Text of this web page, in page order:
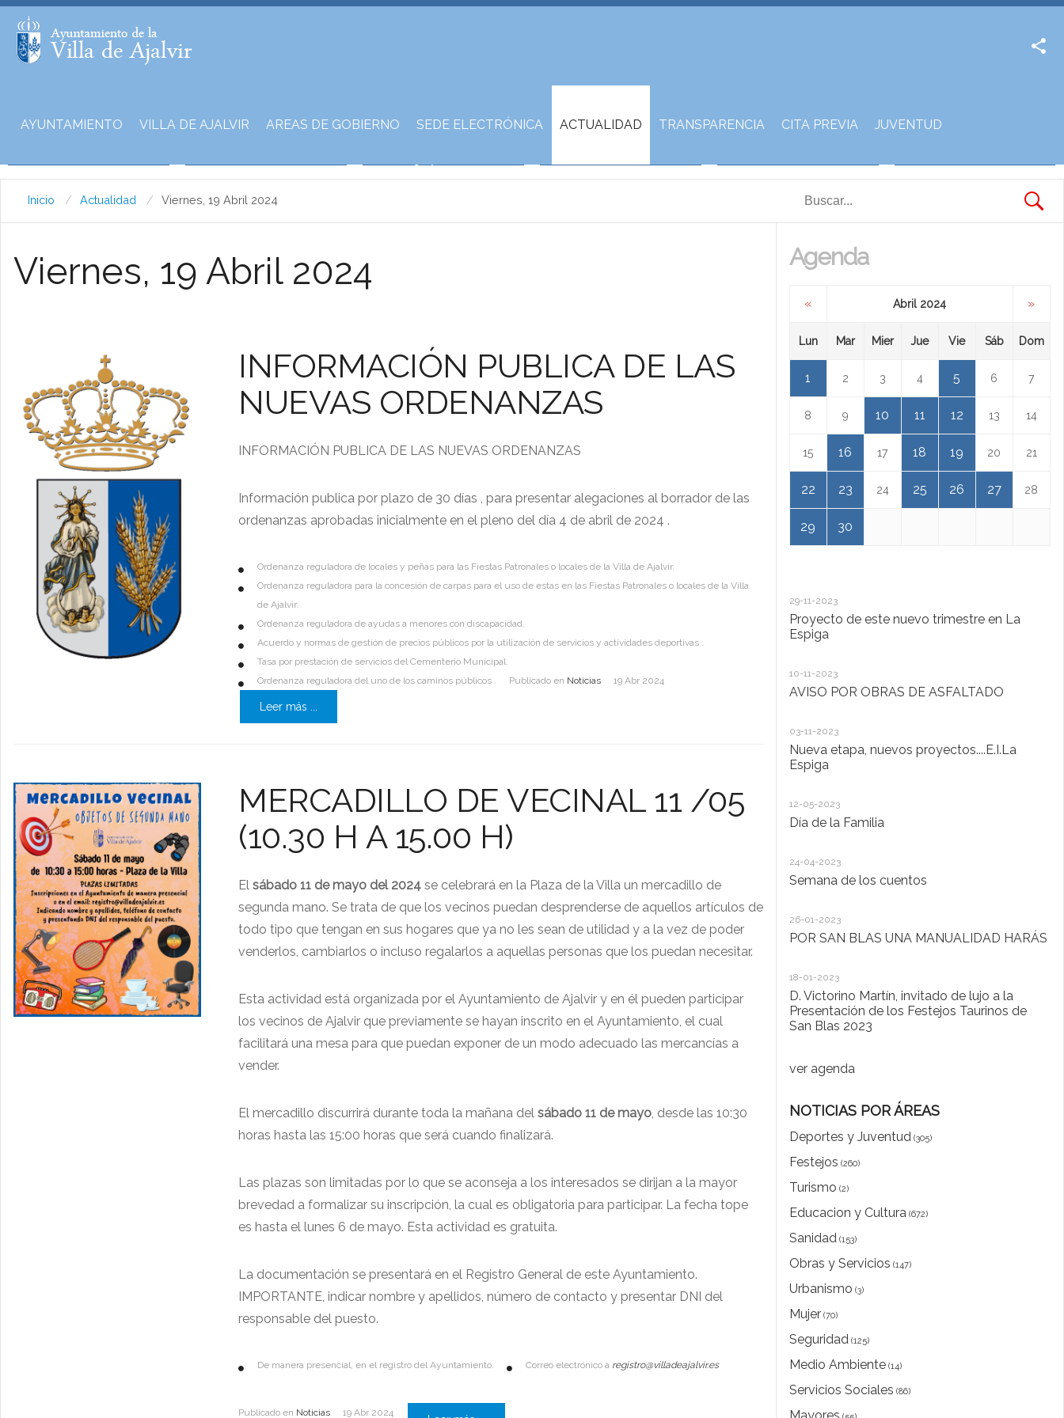
AYUNTAMIENTO VILLA DE AJALVIR AREAS DE GOBIERNO SEDE ELECTRÓNICA ACTUALIDAD TRANSPARENCIA CITA PREVIA JUVENTUD
Inicio Actualidad Viernes, 19 Abril 2024
Viernes, 19 Abril 2024
INFORMACIÓN PUBLICA DE LAS
NUEVAS ORDENANZAS
INFORMACIÓN PUBLICA DE LAS NUEVAS ORDENANZAS
Información publica por plazo de 30 días , para presentar alegaciones al borrador de las
ordenanzas aprobadas inicialmente en el pleno del día 4 de abril de 2024 .
Ordenanza reguladora de locales y peñas para las Fiestas Patronales o locales de la Villa de Ajalvir.
Ordenanza reguladora para la concesión de carpas para el uso de estas en las Fiestas Patronales o locales de la Villa
de Ajalvir.
Ordenanza reguladora de ayudas a menores con discapacidad.
Acuerdo y normas de gestión de precios públicos por la utilización de servicios y actividades deportivas .
Tasa por prestación de servicios del Cementerio Municipal.
Ordenanza reguladora del uno de los caminos públicos .
Publicado en Noticias 19 Abr 2024
Leer más ...
MERCADILLO DE VECINAL 11 /05
(10.30 H A 15.00 H)
Elsábado 11 de mayo del 2024 se celebrará en la Plaza de la Villa un mercadillo de
segunda mano. Se trata de que los vecinos puedan desprenderse de aquellos artículos de
todo tipo que tengan en sus hogares que ya no les sean de utilidad y a la vez de poder
venderlos, cambiarlos o incluso regalarlos a aquellas personas que los puedan necesitar.
Esta actividad está organizada por el Ayuntamiento de Ajalvir y en él pueden participar
los vecinos de Ajalvir que previamente se hayan inscrito en el Ayuntamiento, el cual
facilitará una mesa para que puedan exponer de un modo adecuado las mercancías a
vender.
El mercadillo discurrirá durante toda la mañana delsábado 11 de mayo, desde las 10:30
horas hasta las 15:00 horas que será cuando finalizará.
Las plazas son limitadas por lo que se aconseja a los interesados se dirijan a la mayor
brevedad a formalizar su inscripción, la cual es obligatoria para participar. La fecha tope
es hasta el lunes 6 de mayo. Esta actividad es gratuita.
La documentación se presentará en el Registro General de este Ayuntamiento.
IMPORTANTE, indicar nombre y apellidos, número de contacto y presentar DNI del
responsable del puesto.
De manera presencial, en el registro del Ayuntamiento. Correo electrónico a registro@villadeajalvir.es
Publicado en Noticias 19 Abr 2024
Agenda
« Abril 2024 »
Lun Mar Mier Jue Vie Sáb Dom
1 2 3 4 5 6 7
8 9 10 11 12 13 14
15 16 17 18 19 20 21
22 23 24 25 26 27 28
29 30
29-11-2023
Proyecto de este nuevo trimestre en La
Espiga
10-11-2023
AVISO POR OBRAS DE ASFALTADO
03-11-2023
Nueva etapa, nuevos proyectos....E.I.La
Espiga
12-05-2023
Día de la Familia
24-04-2023
Semana de los cuentos
26-01-2023
POR SAN BLAS UNA MANUALIDAD HARÁS
18-01-2023
D. Victorino Martín, invitado de lujo a la
Presentación de los Festejos Taurinos de
San Blas 2023
ver agenda
NOTICIAS POR ÁREAS
Deportes y Juventud(305)
Festejos (260)
Turismo (2)
Educacion y Cultura(672)
Sanidad(153)
Obras y Servicios (147)
Urbanismo (3)
Mujer(70)
Seguridad(125)
Medio Ambiente(14)
Servicios Sociales (86)